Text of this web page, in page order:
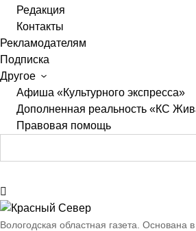
Редакция
Контакты
Рекламодателям
Подписка
Другое
Афиша «Культурного экспресса»
Дополненная реальность «КС
Правовая помощь
Вологодская областная газета. Основана в